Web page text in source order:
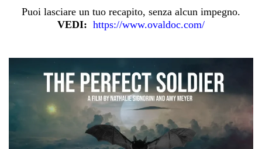
Puoi lasciare un tuo recapito, senza alcun impegno.
VEDI: https://www.ovaldoc.com/